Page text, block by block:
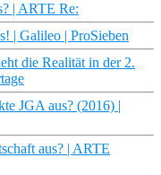
| ARTE Re:
| Galileo | ProSieben
die Realität in der 2.
JGA aus? (2016) |
aus? | ARTE